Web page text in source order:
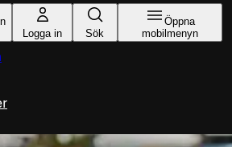
Logga in Sök
Öppna
mobilmenyn